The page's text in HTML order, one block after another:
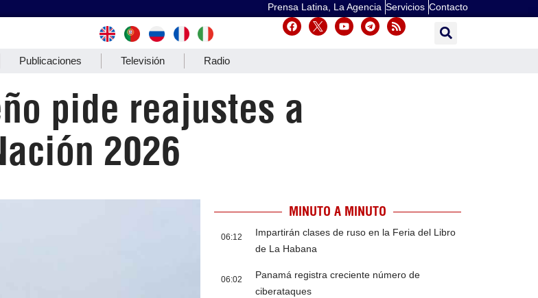
Prensa Latina, La Agencia Servicios Contacto
Publicaciones Televisión Radio
pide reajustes a
2026
MINUTO A MINUTO
06:12
Impartirán clases de ruso en la Feria del Libro
de La Habana
06:02
Panamá registra creciente número de
ciberataques